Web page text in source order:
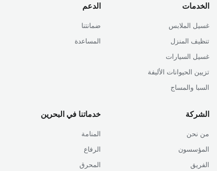
الخدمات
غسيل الملابس
تنظيف المنزل
غسيل السيارات
تزيين الحيوانات الأليفة
السبا والمساج
الدعم
ضمانتنا
المساعدة
الشركة
من نحن
المؤسسون
الفريق
خدماتنا في البحرين
المنامة
الرفاع
المحرق